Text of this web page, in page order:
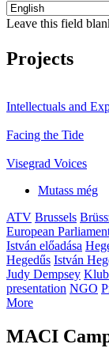
Leave this field
Projects
Intellectuals and
Facing the Tide
Visegrad Voices
Mutass még
ATV Brussels
European
István előadása
Hegedűs István
Judy Dempsey
presentation NGO
More
MACI